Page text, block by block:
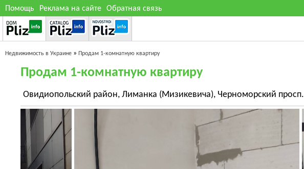
Помощь Реклама на сайте Обратная связь
Недвижимость в Украине » Продам 1-комнатную квартиру
Продам 1-комнатную квартиру
Овидиопольский район, Лиманка (Мизикевича), Черноморский просп.